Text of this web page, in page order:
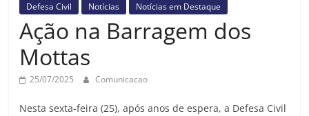
Defesa Civil Notícias Notícias em Destaque
Ação na Barragem dos
Mottas
25/07/2025 Comunicacao
Nesta sexta-feira (25), após anos de espera, a Defesa Civil